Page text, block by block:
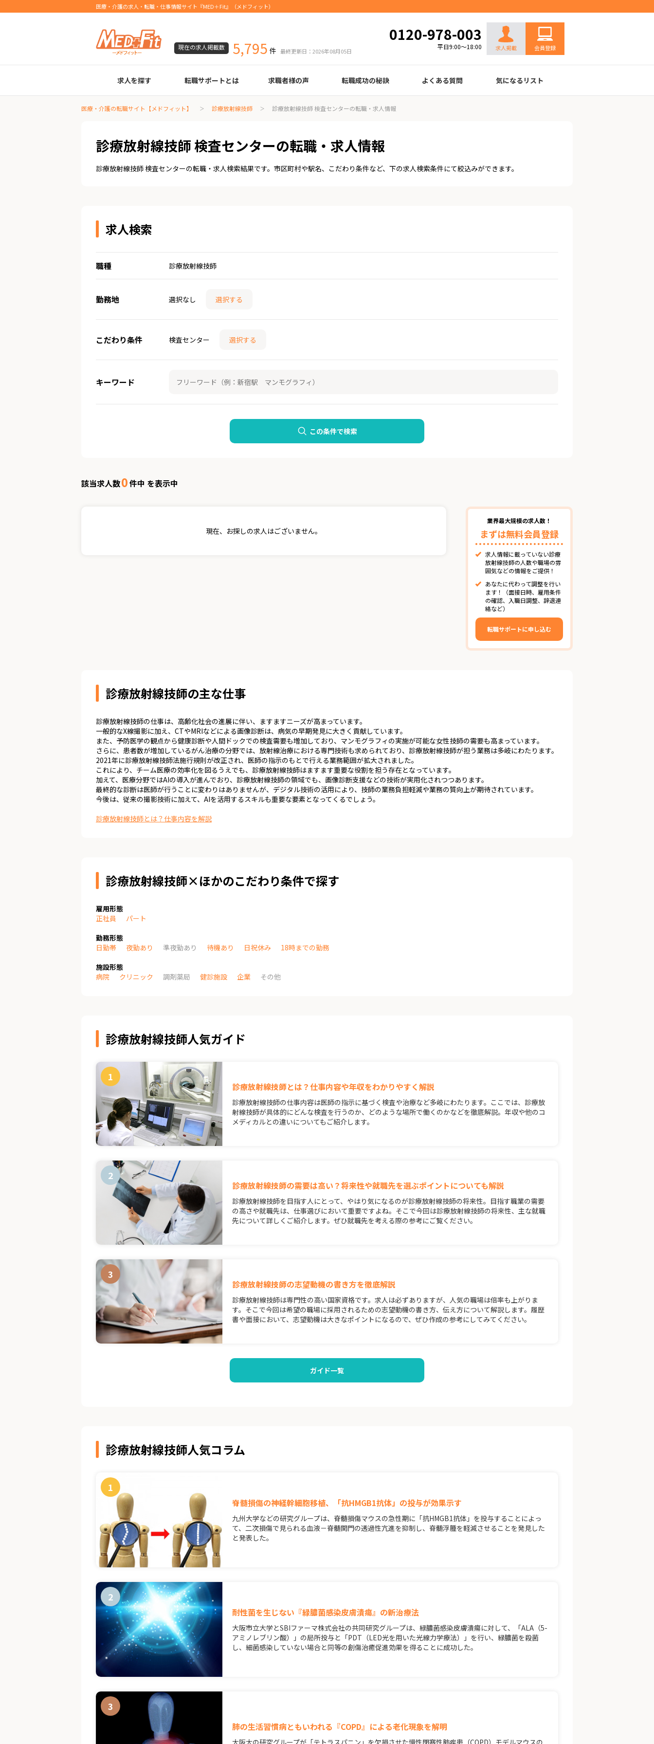
医療・介護の求人・転職・仕事情報サイト『MED＋Fit』（メドフィット）
現在の求人掲載数 5,795 件 最終更新日：2026年08月05日
0120-978-003
平日9:00～18:00 求人掲載 会員登録
求人を探す
臨床検査技師
診療放射線技師
臨床工学技士
医療事務
調剤薬局事務
理学療法士
作業療法士
言語聴覚士
機能訓練指導員
視能訓練士
看護師
薬剤師
転職サポートとは 求職者様の声
臨床検査技師
診療放射線技師
臨床工学技士
医療事務
調剤薬局事務
理学療法士
作業療法士
言語聴覚士
機能訓練指導員
視能訓練士
看護師
薬剤師
転職成功の秘訣
履歴書の書き方
職務経歴書の書き方
面接の心得
面接のコツ
転職の際に知っておきたいこと
年齢早見表
給与
よくある質問 気になるリスト
医療・介護の転職サイト【メドフィット】 診療放射線技師 診療放射線技師 検査センターの転職・求人情報
診療放射線技師 検査センターの転職・求人情報
診療放射線技師 検査センターの転職・求人検索結果です。市区町村や駅名、こだわり条件など、下の求人検索条件にて絞込みができます。
求人検索
職種 診療放射線技師
勤務地 選択なし 選択する
こだわり条件 検査センター 選択する
キーワード
この条件で検索
該当求人数0件中 を表示中
現在、お探しの求人はございません。
業界最大規模の求人数！
まずは無料会員登録
求人情報に載っていない診療
放射線技師の人数や職場の雰
囲気などの情報をご提供！
あなたに代わって調整を行い
ます！（面接日時、雇用条件
の確認、入職日調整、辞退連
絡など）
転職サポートに申し込む
診療放射線技師の主な仕事
診療放射線技師の仕事は、高齢化社会の進展に伴い、ますますニーズが高まっています。
一般的なX線撮影に加え、CTやMRIなどによる画像診断は、病気の早期発見に大きく貢献しています。
また、予防医学の観点から健康診断や人間ドックでの検査需要も増加しており、マンモグラフィの実施が可能な女性技師の需要も高まっています。
さらに、患者数が増加しているがん治療の分野では、放射線治療における専門技術も求められており、診療放射線技師が担う業務は多岐にわたります。
2021年に診療放射線技師法施行規則が改正され、医師の指示のもとで行える業務範囲が拡大されました。
これにより、チーム医療の効率化を図るうえでも、診療放射線技師はますます重要な役割を担う存在となっています。
加えて、医療分野ではAIの導入が進んでおり、診療放射線技師の領域でも、画像診断支援などの技術が実用化されつつあります。
最終的な診断は医師が行うことに変わりはありませんが、デジタル技術の活用により、技師の業務負担軽減や業務の質向上が期待されています。
今後は、従来の撮影技術に加えて、AIを活用するスキルも重要な要素となってくるでしょう。
診療放射線技師とは？仕事内容を解説
診療放射線技師×ほかのこだわり条件で探す
雇用形態
正社員
パート
勤務形態
日勤帯
夜勤あり 準夜勤あり 待機あり 日祝休み
18時までの勤務
施設形態
病院
クリニック 調剤薬局 健診施設 企業 その他
診療放射線技師人気ガイド
診療放射線技師とは？仕事内容や年収をわかりやすく解説
診療放射線技師の仕事内容は医師の指示に基づく検査や治療など多岐にわたります。ここでは、診療放
射線技師が具体的にどんな検査を行うのか、どのような場所で働くのかなどを徹底解説。年収や他のコ
メディカルとの違いについてもご紹介します。
診療放射線技師の需要は高い？将来性や就職先を選ぶポイントについても解説
診療放射線技師を目指す人にとって、やはり気になるのが診療放射線技師の将来性。目指す職業の需要
の高さや就職先は、仕事選びにおいて重要ですよね。そこで今回は診療放射線技師の将来性、主な就職
先について詳しくご紹介します。ぜひ就職先を考える際の参考にご覧ください。
診療放射線技師の志望動機の書き方を徹底解説
診療放射線技師は専門性の高い国家資格です。求人は必ずありますが、人気の職場は倍率も上がりま
す。そこで今回は希望の職場に採用されるための志望動機の書き方、伝え方について解説します。履歴
書や面接において、志望動機は大きなポイントになるので、ぜひ作成の参考にしてみてください。
ガイド一覧
診療放射線技師人気コラム
脊髄損傷の神経幹細胞移植、「抗HMGB1抗体」の投与が効果示す
九州大学などの研究グループは、脊髄損傷マウスの急性期に「抗HMGB1抗体」を投与することによっ
て、二次損傷で見られる血液－脊髄関門の透過性亢進を抑制し、脊髄浮腫を軽減させることを発見した
と発表した。
耐性菌を生じない『緑膿菌感染皮膚潰瘍』の新治療法
大阪市立大学とSBIファーマ株式会社の共同研究グループは、緑膿菌感染皮膚潰瘍に対して、「ALA（5-
アミノレブリン酸）」の局所投与と「PDT（LED光を用いた光線力学療法）」を行い、緑膿菌を殺菌
し、細菌感染していない場合と同等の創傷治癒促進効果を得ることに成功した。
肺の生活習慣病ともいわれる『COPD』による老化現象を解明